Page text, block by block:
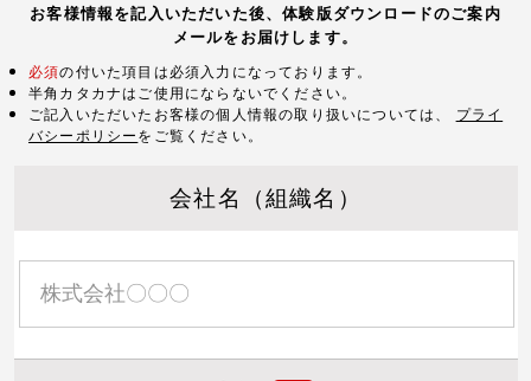
お客様情報を記入いただいた後、体験版ダウンロードのご案内
メールをお届けします。
必須の付いた項目は必須入力になっております。
半角カタカナはご使用にならないでください。
ご記入いただいたお客様の個人情報の取り扱いについては、 プライ
バシーポリシーをご覧ください。
会社名（組織名）